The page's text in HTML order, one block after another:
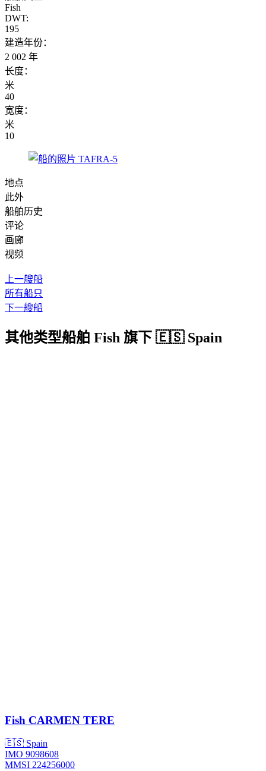
Fish
DWT:
195
建造年份：
2 002 年
长度：
米
40
宽度：
米
10
地点
此外
船舶历史
评论
画廊
视频
上一艘船
所有船只
下一艘船
其他类型船舶 Fish 旗下 🇪🇸 Spain
Fish CARMEN TERE
🇪🇸 Spain
IMO 9098608
MMSI 224256000